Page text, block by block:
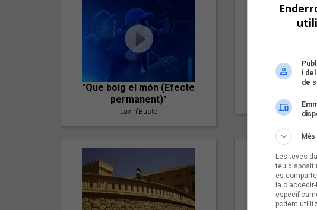
"Que boig el món (Efecte
permanent)"
Lax'n'Busto
i
de
Les teves
teu
es
la o
podem